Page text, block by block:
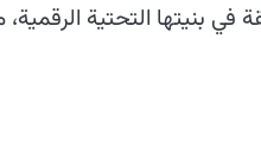
في بنيتها التحتية